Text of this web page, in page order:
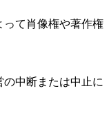
って肖像権や著作権
の中断または中止に